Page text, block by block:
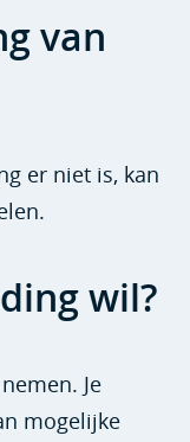
van
er niet is, kan
wil?
Je
mogelijke